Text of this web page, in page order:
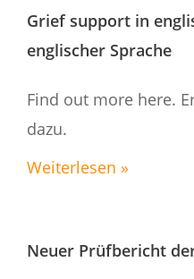
Grief support in
englischer Sprache
Find out more here.
dazu.
Weiterlesen »
Neuer Prüfbericht